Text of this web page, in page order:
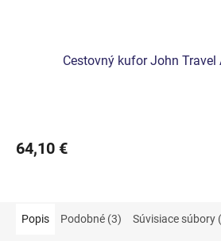
Cestovný kufor John Travel
64,10 €
Popis Podobné (3) Súvisiace súbory